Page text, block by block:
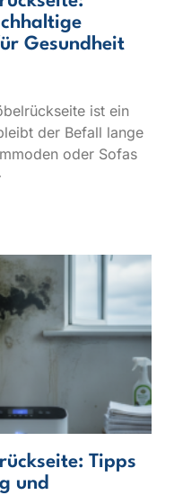
Gesundheit
ist ein
der Befall lange
oder Sofas
Tipps
und